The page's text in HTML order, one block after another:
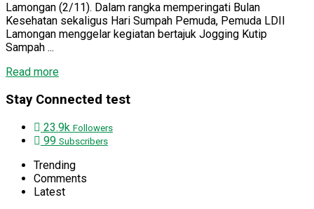
Lamongan (2/11). Dalam rangka memperingati Bulan
Kesehatan sekaligus Hari Sumpah Pemuda, Pemuda LDII
Lamongan menggelar kegiatan bertajuk Jogging Kutip
Sampah ...
Read more
Stay Connected test
23.9k Followers
99 Subscribers
Trending
Comments
Latest